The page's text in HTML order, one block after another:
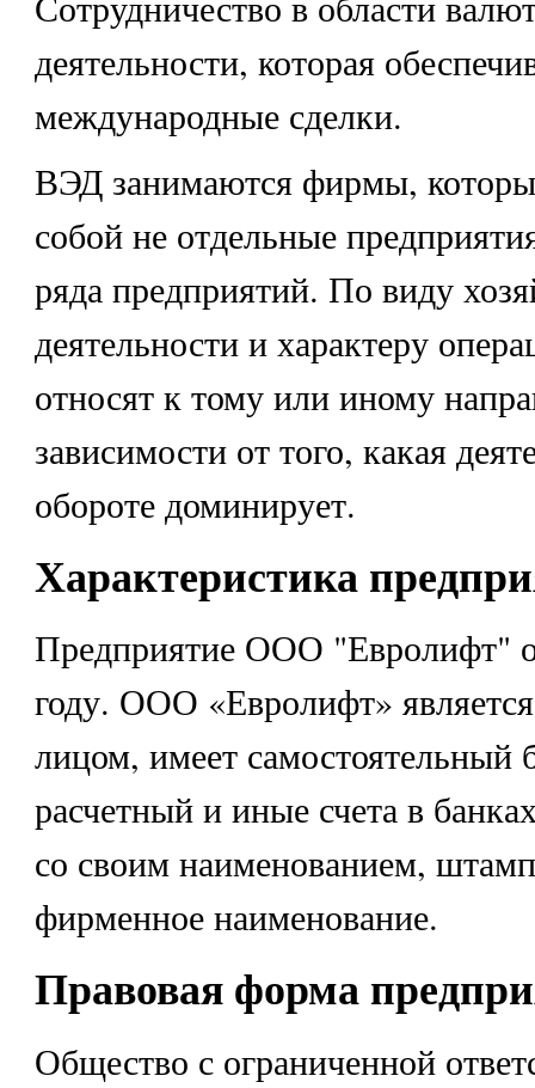
деятельности, которая
международные сделки.
ВЭД занимаются фирмы,
собой не отдельные
ряда предприятий. По виду
деятельности и характеру
относят к тому или иному
зависимости от того, какая
обороте доминирует.
Характеристика
Предприятие ООО "Евролифт"
году. ООО «Евролифт»
лицом, имеет самостоятельный
расчетный и иные счета в
со своим наименованием,
фирменное наименование.
Правовая форма
Общество с ограниченной